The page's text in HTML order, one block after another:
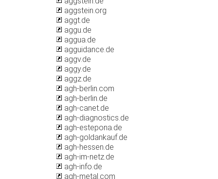
aggstein.org
aggt.de
aggu.de
aggua.de
agguidance.de
aggv.de
aggy.de
aggz.de
agh-berlin.com
agh-berlin.de
agh-canet.de
agh-diagnostics.de
agh-estepona.de
agh-goldankauf.de
agh-hessen.de
agh-im-netz.de
agh-info.de
agh-metal.com